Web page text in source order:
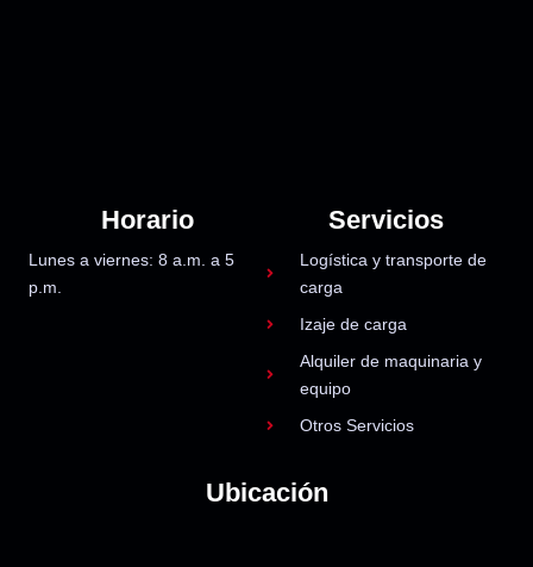
Horario
Lunes a viernes: 8 a.m. a 5
p.m.
Servicios
Logística y transporte de
carga
Izaje de carga
Alquiler de maquinaria y
equipo
Otros Servicios
Ubicación